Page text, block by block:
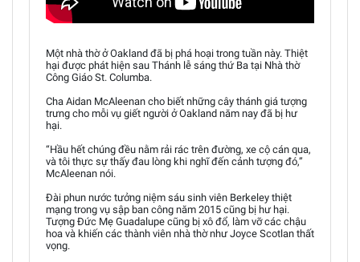
Một nhà thờ ở Oakland đã bị phá hoại trong tuần này. Thiệt
hại được phát hiện sau Thánh lễ sáng thứ Ba tại Nhà thờ
Công Giáo St. Columba.
Cha Aidan McAleenan cho biết những cây thánh giá tượng
trưng cho mỗi vụ giết người ở Oakland năm nay đã bị hư
hại.
“Hầu hết chúng đều nằm rải rác trên đường, xe cộ cán qua,
và tôi thực sự thấy đau lòng khi nghĩ đến cảnh tượng đó,”
McAleenan nói.
Đài phun nước tưởng niệm sáu sinh viên Berkeley thiệt
mạng trong vụ sập ban công năm 2015 cũng bị hư hại.
Tượng Đức Mẹ Guadalupe cũng bị xô đổ, làm vỡ các chậu
hoa và khiến các thành viên nhà thờ như Joyce Scotlan thất
vọng.